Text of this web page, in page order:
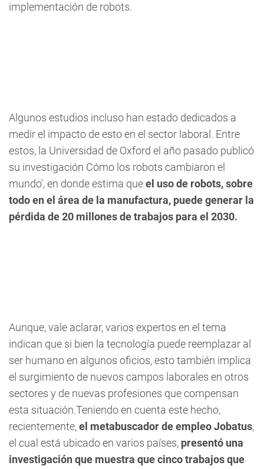
implementación de robots.
Algunos estudios incluso han estado dedicados a
medir el impacto de esto en el sector laboral. Entre
estos, la Universidad de Oxford el año pasado publicó
su investigación Cómo los robots cambiaron el
mundo', en donde estima queel uso de robots, sobre
todo en el área de la manufactura, puede generar la
pérdida de 20 millones de trabajos para el 2030.
Aunque, vale aclarar, varios expertos en el tema
indican que si bien la tecnología puede reemplazar al
ser humano en algunos oficios, esto también implica
el surgimiento de nuevos campos laborales en otros
sectores y de nuevas profesiones que compensan
esta situación.Teniendo en cuenta este hecho,
recientemente,el metabuscador de empleo Jobatus,
el cual está ubicado en varios países, presentó una
investigación que muestra que cinco trabajos que